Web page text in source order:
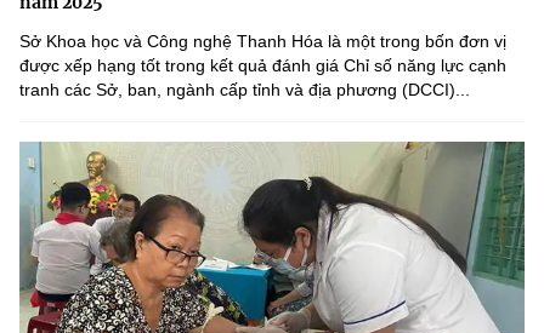
Sở Khoa học và Công nghệ Thanh Hóa là một trong bốn đơn vị
được xếp hạng tốt trong kết quả đánh giá Chỉ số năng lực cạnh
tranh các Sở, ban, ngành cấp tỉnh và địa phương (DCCI)...